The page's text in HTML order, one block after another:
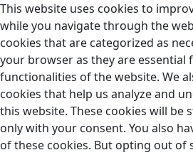
This website uses cookies to
while you navigate through the
cookies that are categorized as
your browser as they are
functionalities of the website. We
cookies that help us analyze and
this website. These cookies will be
only with your consent. You also
of these cookies. But opting out of